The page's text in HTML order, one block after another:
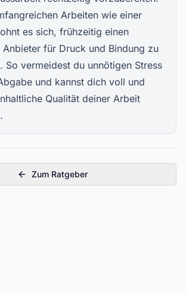
Arbeiten wie einer
es sich, frühzeitig einen
Anbieter für Druck und Bindung zu
So vermeidest du unnötigen Stress
und kannst dich voll und
Qualität deiner Arbeit
Zum Ratgeber